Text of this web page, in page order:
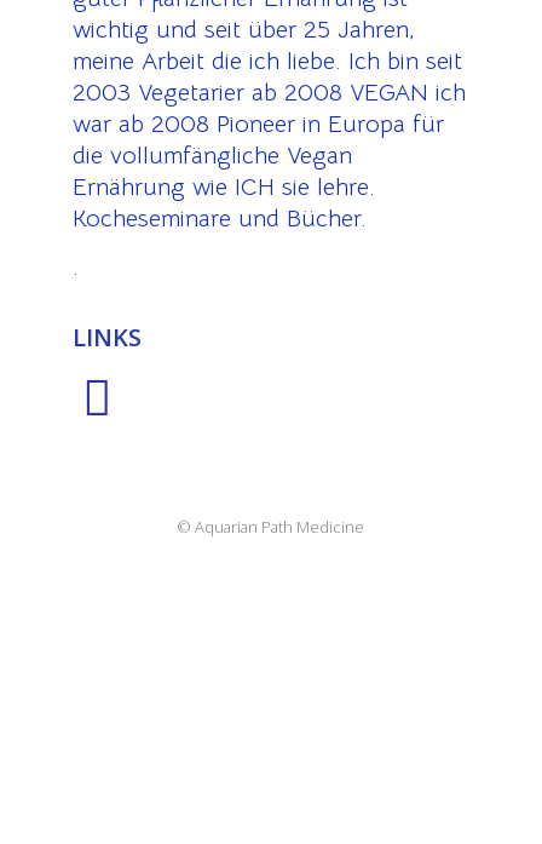
wichtig und seit über 25 Jahren,
meine Arbeit die ich liebe. Ich bin seit
2003 Vegetarier ab 2008 VEGAN ich
war ab 2008 Pioneer in Europa für
die vollumfängliche Vegan
Ernährung wie ICH sie lehre.
Kocheseminare und Bücher.
.
LINKS
© Aquarian Path Medicine